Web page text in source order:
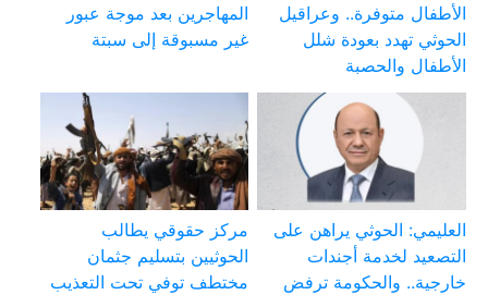
الأطفال متوفرة.. وعراقيل
الحوثي تهدد بعودة شلل
الأطفال والحصبة
المهاجرين بعد موجة عبور
غير مسبوقة إلى سبتة
العليمي: الحوثي يراهن على
التصعيد لخدمة أجندات
خارجية.. والحكومة ترفض
مركز حقوقي يطالب
الحوثيين بتسليم جثمان
مختطف توفي تحت التعذيب